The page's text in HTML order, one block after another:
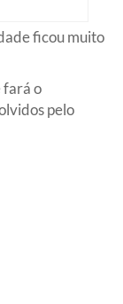
ficou muito
fará o
pelo